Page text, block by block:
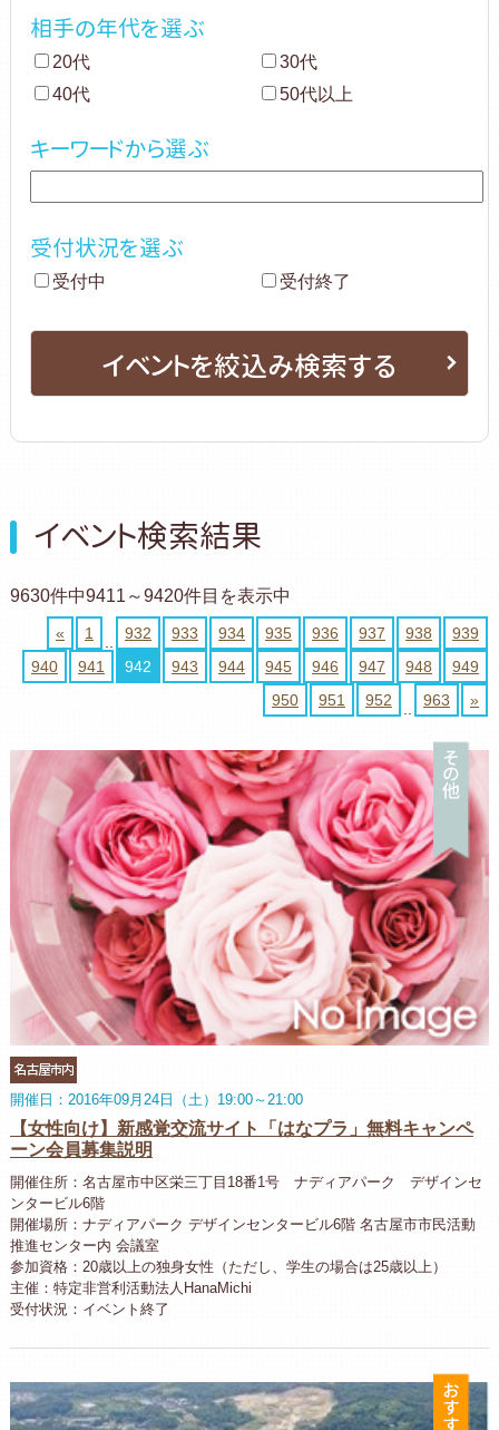
相手の年代を選ぶ
20代
30代
40代
50代以上
キーワードから選ぶ
受付状況を選ぶ
受付中 受付終了
イベントを絞込み検索する
イベント検索結果
9630件中9411～9420件目を表示中
« 1 932 933 934 935 936 937 938
939
940
941 942 943 944 945 946 947 948
949
950
951 952 963 »
そ
名古屋市内
開催日：2016年09月24日（土）19:00～21:00
【女性向け】新感覚交流サイト「はなプラ」無料キャンペ
ーン会員募集説明
開催住所：名古屋市中区栄三丁目18番1号 ナディアパーク デザインセ
ンタービル6階
開催場所：ナディアパーク デザインセンタービル6階 名古屋市市民活動
推進センター内 会議室
参加資格：20歳以上の独身女性（ただし、学生の場合は25歳以上）
主催：特定非営利活動法人HanaMichi
受付状況：イベント終了
お